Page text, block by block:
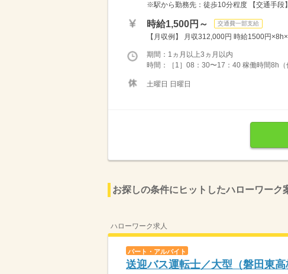
※駅から勤務先：徒歩10分程度 【交通手段
時給1,500円～ 交通費一部支給
【月収例】 月収312,000円 時給1500円
期間：1ヵ月以上3ヵ月以内
時間：［1］08：30〜17：40 稼働時間8h
土曜日 日曜日
お探しの条件にヒットしたハローワーク
ハローワーク求人
パート・アルバイト
送迎バス運転士／大型（磐田東高